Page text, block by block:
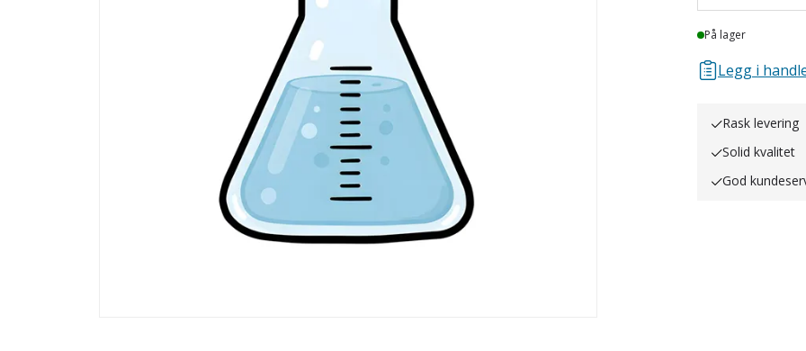
Lager
På lager
Legg i
Rask levering
Solid kvalitet
God